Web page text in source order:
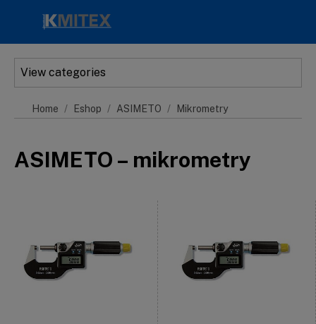
View categories
Home Eshop ASIMETO Mikrometry
ASIMETO – mikrometry